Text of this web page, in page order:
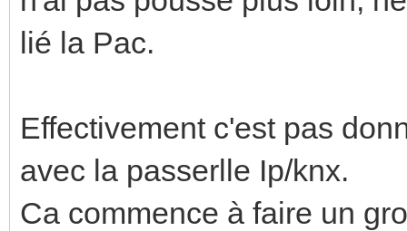
lié la Pac.
Effectivement c'est pas
avec la passerlle Ip/knx.
Ca commence à faire un